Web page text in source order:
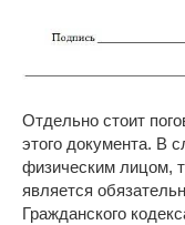
Отдельно стоит
этого документа. В
физическим лицом,
является
Гражданского